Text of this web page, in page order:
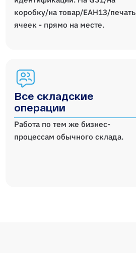
коробку/на товар/ЕАН13/печать
ячеек - прямо на месте.
Все складские
операции
Работа по тем же бизнес-
процессам обычного склада.